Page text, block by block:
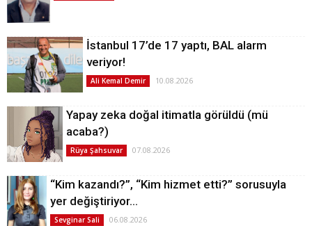
İstanbul 17’de 17 yaptı, BAL alarm
veriyor!
Ali Kemal Demir 10.08.2026
Yapay zeka doğal itimatla görüldü (mü
acaba?)
Rüya Şahsuvar 07.08.2026
“Kim kazandı?”, “Kim hizmet etti?” sorusuyla
yer değiştiriyor…
Sevginar Sali 06.08.2026